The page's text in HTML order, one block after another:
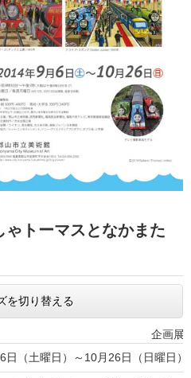
トーマスとなかまた
を切り替える
企画展
日（土曜日）～10月26日（日曜日）